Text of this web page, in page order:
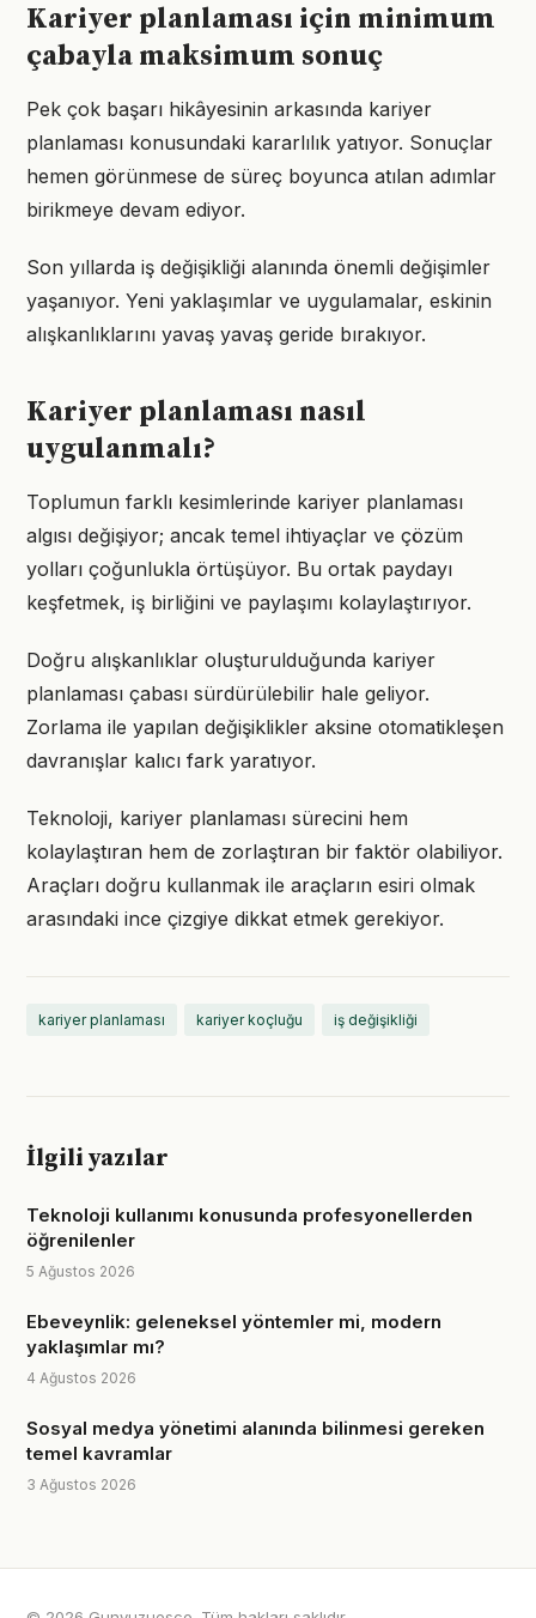
Kariyer planlaması için minimum
çabayla maksimum sonuç
Pek çok başarı hikâyesinin arkasında kariyer
planlaması konusundaki kararlılık yatıyor. Sonuçlar
hemen görünmese de süreç boyunca atılan adımlar
birikmeye devam ediyor.
Son yıllarda iş değişikliği alanında önemli değişimler
yaşanıyor. Yeni yaklaşımlar ve uygulamalar, eskinin
alışkanlıklarını yavaş yavaş geride bırakıyor.
Kariyer planlaması nasıl
uygulanmalı?
Toplumun farklı kesimlerinde kariyer planlaması
algısı değişiyor; ancak temel ihtiyaçlar ve çözüm
yolları çoğunlukla örtüşüyor. Bu ortak paydayı
keşfetmek, iş birliğini ve paylaşımı kolaylaştırıyor.
Doğru alışkanlıklar oluşturulduğunda kariyer
planlaması çabası sürdürülebilir hale geliyor.
Zorlama ile yapılan değişiklikler aksine otomatikleşen
davranışlar kalıcı fark yaratıyor.
Teknoloji, kariyer planlaması sürecini hem
kolaylaştıran hem de zorlaştıran bir faktör olabiliyor.
Araçları doğru kullanmak ile araçların esiri olmak
arasındaki ince çizgiye dikkat etmek gerekiyor.
kariyer planlaması kariyer koçluğu iş değişikliği
İlgili yazılar
Teknoloji kullanımı konusunda profesyonellerden
öğrenilenler
5 Ağustos 2026
Ebeveynlik: geleneksel yöntemler mi, modern
yaklaşımlar mı?
4 Ağustos 2026
Sosyal medya yönetimi alanında bilinmesi gereken
temel kavramlar
3 Ağustos 2026